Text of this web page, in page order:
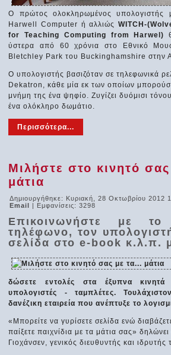
Ο πρώτος ολοκληρωμένος υπολογιστής
Harwell Computer ή αλλιώς WITCH-
for Teaching Computing from Harwel)
ύστερα από 60 χρόνια στο Εθνικό
Bletchley Park του Buckinghamshire στην
Ο υπολογιστής βασιζόταν σε τηλεφωνικά
Dekatron, κάθε μία εκ των οποίων
μνήμη της ένα ψηφίο. Ζυγίζει δυόμισι
ένα ολόκληρο δωμάτιο.
Περισσότερα...
Μιλήστε στο κινητό
μάτια
Δημιουργήθηκε: Κυριακή, 28 Οκτωβρίου 2012
Email | Εμφανίσεις: 3298
Επικοινωνήστε με
τηλέφωνο, τον
σελίδα στο e-book κ.λ.π.
δώσετε εντολές στα έξυπνα
υπολογιστές - ταμπλέτες.
δανέζικη εταιρεία που ανέπτυξε το
«Μπορείτε να γυρίσετε σελίδα ενώ
παίξετε παιχνίδια με τα μάτια σας»
Γιοχάνσεν, γενικός διευθυντής και ιδρυτής